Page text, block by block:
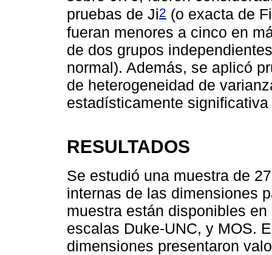
pruebas de Ji2 (o exacta de
fueran menores a cinco en
de dos grupos
normal). Además, se aplicó
de heterogeneidad de
estadísticamente
RESULTADOS
Se estudió una muestra de
internas de las dimensiones
muestra están disponibles
escalas Duke-UNC, y MOS.
dimensiones presentaron